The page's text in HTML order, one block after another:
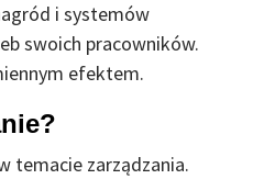
i systemów
swoich pracowników.
efektem.
temacie zarządzania.